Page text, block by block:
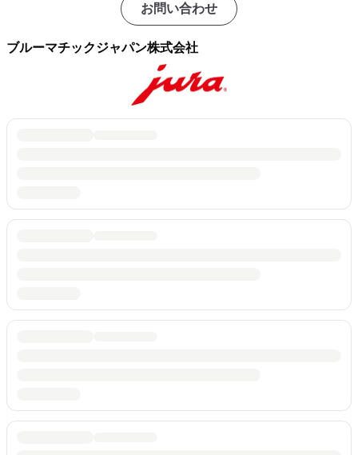
お問い合わせ
ブルーマチックジャパン株式会社